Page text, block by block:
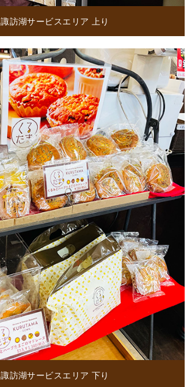
諏訪湖サービスエリア 上り
諏訪湖サービスエリア 下り